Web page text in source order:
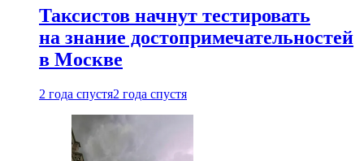
Таксистов начнут тестировать
на знание достопримечательностей
в Москве
2 года спустя2 года спустя